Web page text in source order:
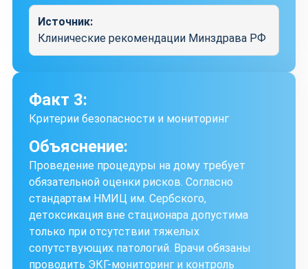
Источник:
Клинические рекомендации Минздрава РФ
Факт 3:
Критерии безопасности и мониторинг
Объяснение:
Проведение процедуры на дому требует
обязательной оценки рисков. Согласно
стандартам НМИЦ им. Сербского,
детоксикация вне стационара допустима
только при отсутствии тяжелых
сопутствующих патологий. Врачи обязаны
проводить ЭКГ-мониторинг и контроль